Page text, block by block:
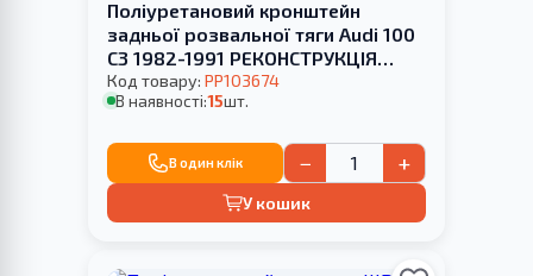
Поліуретановий кронштейн
задньої розвальної тяги Audi 100
С3 1982-1991 РЕКОНСТРУКЦІЯ
ВАШОЇ
Код товару: PP103674
В наявності:15шт.
В один клік − +
У кошик